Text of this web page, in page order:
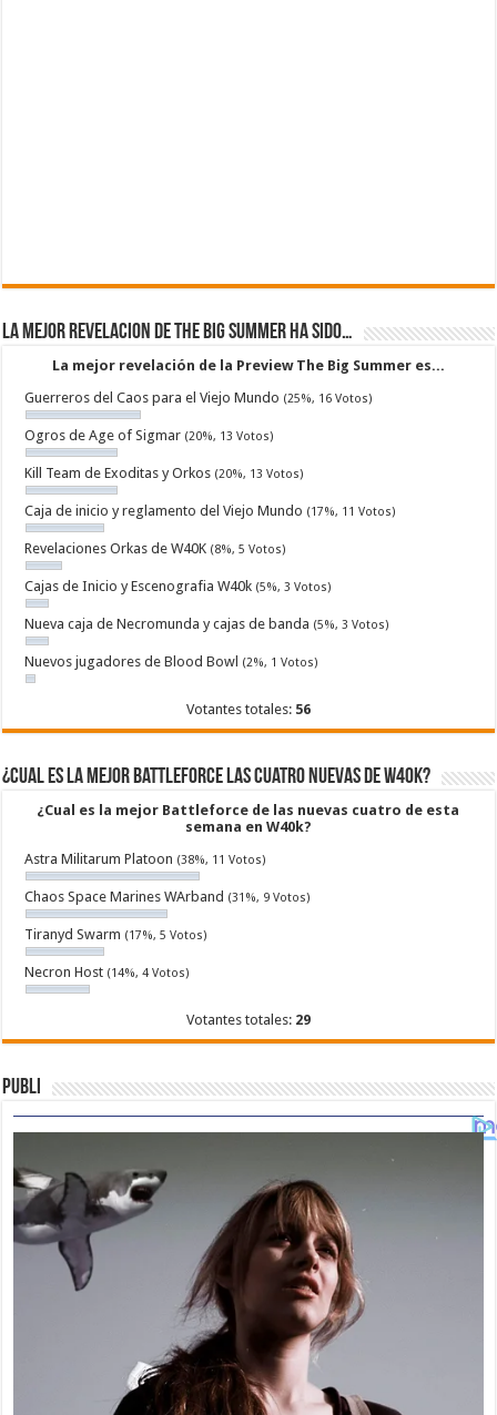
La mejor revelacion de The Big Summer ha sido…
La mejor revelación de la Preview The Big Summer es...
Guerreros del Caos para el Viejo Mundo (25%, 16 Votos)
Ogros de Age of Sigmar (20%, 13 Votos)
Kill Team de Exoditas y Orkos (20%, 13 Votos)
Caja de inicio y reglamento del Viejo Mundo (17%, 11 Votos)
Revelaciones Orkas de W40K (8%, 5 Votos)
Cajas de Inicio y Escenografia W40k (5%, 3 Votos)
Nueva caja de Necromunda y cajas de banda (5%, 3 Votos)
Nuevos jugadores de Blood Bowl (2%, 1 Votos)
Votantes totales: 56
¿Cual es la mejor Battleforce las cuatro nuevas de W40k?
¿Cual es la mejor Battleforce de las nuevas cuatro de esta
semana en W40k?
Astra Militarum Platoon (38%, 11 Votos)
Chaos Space Marines WArband (31%, 9 Votos)
Tiranyd Swarm (17%, 5 Votos)
Necron Host (14%, 4 Votos)
Votantes totales: 29
Publi